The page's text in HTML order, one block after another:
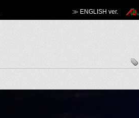
≫ ENGLISH ver.